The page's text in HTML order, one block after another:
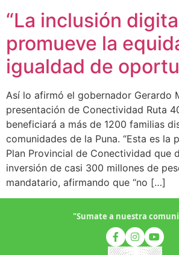
“La inclusión
promueve la
igualdad de
Así lo afirmó el gobernador Gerardo
presentación de Conectividad Ruta
beneficiará a más de 1200 familias
comunidades de la Puna. “Esta es la
Plan Provincial de Conectividad que
inversión de casi 300 millones de
mandatario, afirmando que “no […]
"Sumate a nuestra